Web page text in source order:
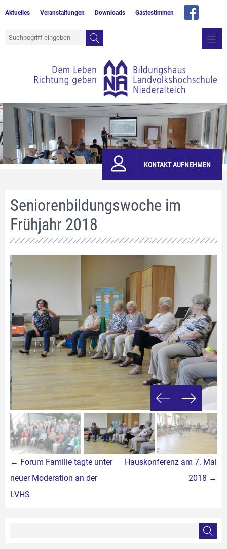
Aktuelles Veranstaltungen Downloads Gästestimmen
KONTAKT AUFNEHMEN
Seniorenbildungswoche im
Frühjahr 2018
Beitragsnavigation
← Forum Familie tagte unter
neuer Moderation an der
LVHS
Hauskonferenz am 7. Mai
2018 →